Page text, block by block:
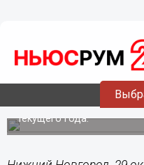
Нижегородская
место среди
числу проданных
полисов ОСАГО
Электронное ОСАГО
текущего года.